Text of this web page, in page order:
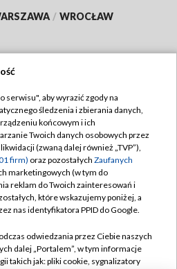
/ WROCŁAW
TVP
TVP
prywatności
zgody
Pomoc
Kontakt
serwisu", aby wyrazić zgody na
śledzenia i zbierania danych,
końcowym i ich
Twoich danych osobowych przez
(zwaną dalej również „TVP”),
firm) oraz pozostałych Zaufanych
marketingowych (w tym do
reklam do Twoich zainteresowań i
które wskazujemy poniżej, a
nas identyfikatora PPID do Google.
odwiedzania przez Ciebie naszych
dalej „Portalem”, w tym informacje
takich jak: pliki cookie, sygnalizatory